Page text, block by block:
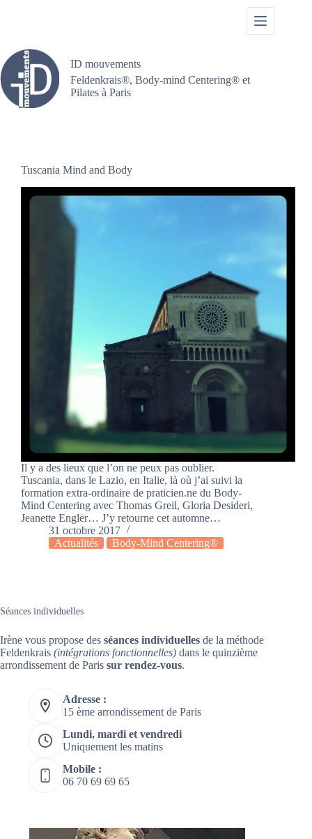
ID mouvements
Feldenkrais®, Body-mind Centering® et
Pilates à Paris
Tuscania Mind and Body
Il y a des lieux que l’on ne peux pas oublier.
Tuscania, dans le Lazio, en Italie, là où j’ai suivi la
formation extra-ordinaire de praticien.ne du Body-
Mind Centering avec Thomas Greil, Gloria Desideri,
Jeanette Engler… J’y retourne cet automne…
31 octobre 2017
Actualités
Body-Mind Centering®
Séances individuelles
Irène vous propose des séances individuelles de la méthode
Feldenkrais (intégrations fonctionnelles) dans le quinzième
arrondissement de Paris sur rendez-vous.
Adresse :
15 ème arrondissement de Paris
Lundi, mardi et vendredi
Uniquement les matins
Mobile :
06 70 69 69 65